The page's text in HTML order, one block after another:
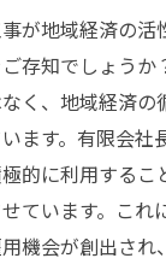
が地域経済の活
存知でしょうか
く、地域経済の
ます。有限会社
的に利用するこ
ています。これ
機会が創出され